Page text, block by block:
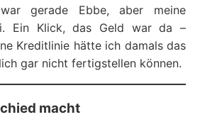
gerade Ebbe, aber meine
Ein Klick, das Geld war da –
Kreditlinie hätte ich damals das
gar nicht fertigstellen können.
macht